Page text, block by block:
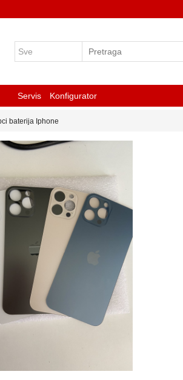
Servis Konfigurator
baterija Iphone